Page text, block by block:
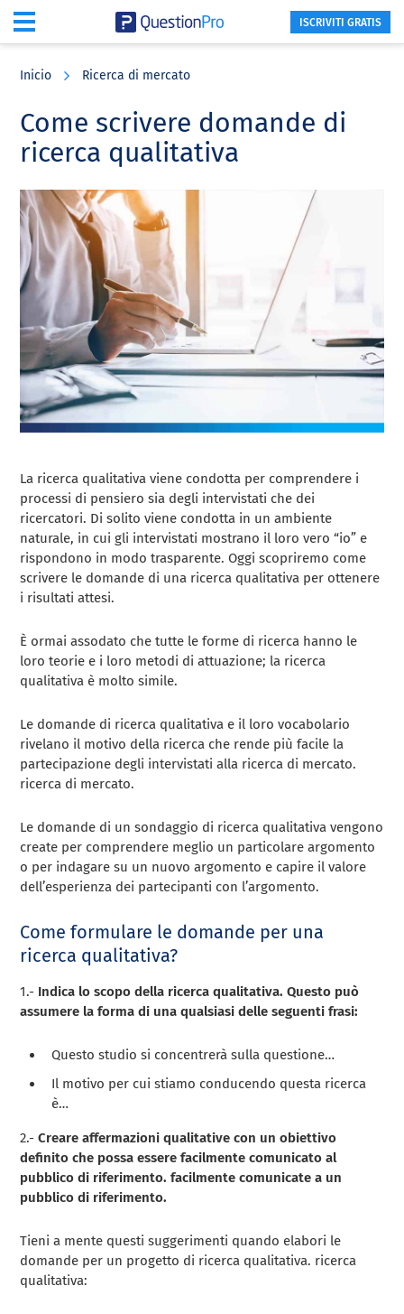
content
sidebar
ISCRIVITI GRATIS
Inicio Ricerca di mercato
Come scrivere domande di
ricerca qualitativa
La ricerca qualitativa viene condotta per comprendere i
processi di pensiero sia degli intervistati che dei
ricercatori. Di solito viene condotta in un ambiente
naturale, in cui gli intervistati mostrano il loro vero “io” e
rispondono in modo trasparente. Oggi scopriremo come
scrivere le domande di una ricerca qualitativa per ottenere
i risultati attesi.
È ormai assodato che tutte le forme di ricerca hanno le
loro teorie e i loro metodi di attuazione; la ricerca
qualitativa è molto simile.
Le domande di ricerca qualitativa e il loro vocabolario
rivelano il motivo della ricerca che rende più facile la
partecipazione degli intervistati alla ricerca di mercato.
ricerca di mercato.
Le domande di un sondaggio di ricerca qualitativa vengono
create per comprendere meglio un particolare argomento
o per indagare su un nuovo argomento e capire il valore
dell’esperienza dei partecipanti con l’argomento.
Come formulare le domande per una
ricerca qualitativa?
1.- Indica lo scopo della ricerca qualitativa. Questo può
assumere la forma di una qualsiasi delle seguenti frasi:
Questo studio si concentrerà sulla questione…
Il motivo per cui stiamo conducendo questa ricerca
è…
2.-Creare affermazioni qualitative con un obiettivo
definito che possa essere facilmente comunicato al
pubblico di riferimento.facilmente comunicate a un
pubblico di riferimento.
Tieni a mente questi suggerimenti quando elabori le
domande per un progetto di ricerca qualitativa. ricerca
qualitativa: